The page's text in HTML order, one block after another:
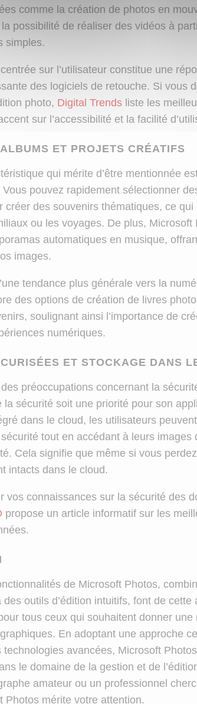
comme la création de photos en
possibilité de réaliser des vidéos à
simples.
sur l’utilisateur constitue une
des logiciels de retouche. Si vous
photo, Digital Trendsliste les
sur l’accessibilité et la facilité
ET PROJETS CRÉATIFS
qui mérite d’être mentionnée
Vous pouvez rapidement sélectionner
créer des souvenirs thématiques, ce
ou les voyages. De plus, Microsoft
automatiques en musique,
images.
tendance plus générale vers la
des options de création de livres
soulignant ainsi l’importance de
numériques.
ET STOCKAGE DANS
préoccupations concernant la
la sécurité soit une priorité pour son
dans le cloud, les utilisateurs
tout en accédant à leurs images
Cela signifie que même si vous
intacts dans le cloud.
vos connaissances sur la sécurité des
propose un article informatif sur les
de Microsoft Photos,
des outils d’édition intuitifs, font de cette
tous ceux qui souhaitent donner
En adoptant une approche
technologies avancées, Microsoft
le domaine de la gestion et de
amateur ou un professionnel
Photos mérite votre attention.